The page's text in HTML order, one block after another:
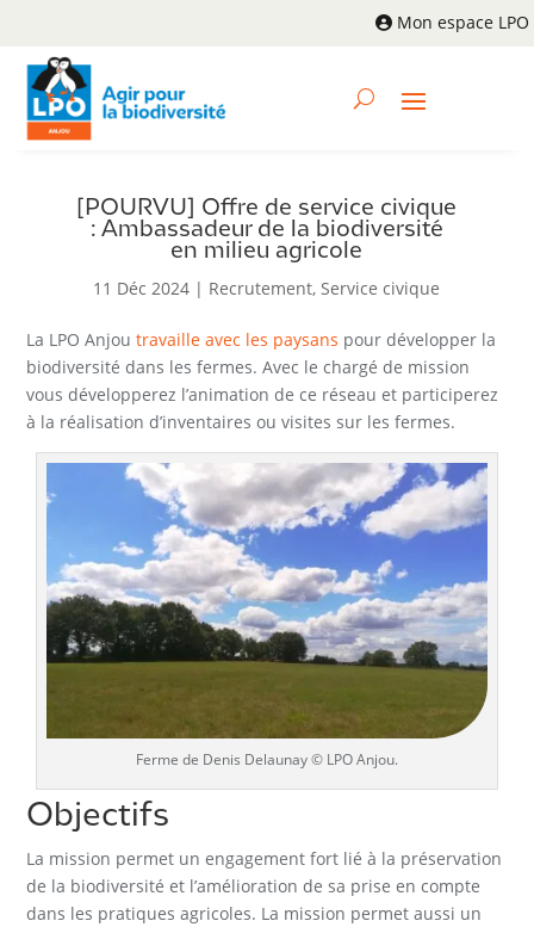
Mon espace LPO
[POURVU] Offre de service civique
: Ambassadeur de la biodiversité
en milieu agricole
11 Déc 2024 | Recrutement,Service civique
La LPO Anjoutravaille avec les paysans pour développer la
biodiversité dans les fermes. Avec le chargé de mission
vous développerez l’animation de ce réseau et participerez
à la réalisation d’inventaires ou visites sur les fermes.
Ferme de Denis Delaunay © LPO Anjou.
Objectifs
La mission permet un engagement fort lié à la préservation
de la biodiversité et l’amélioration de sa prise en compte
dans les pratiques agricoles. La mission permet aussi un